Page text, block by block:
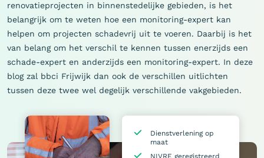
renovatieprojecten in binnenstedelijke gebieden, is het
belangrijk om te weten hoe een monitoring-expert kan
helpen om projecten schadevrij uit te voeren. Daarbij is het
van belang om het verschil te kennen tussen enerzijds een
schade-expert en anderzijds een monitoring-expert. In deze
blog zal bbci Frijwijk dan ook de verschillen uitlichten
tussen deze twee wel degelijk verschillende vakgebieden.
Dienstverlening op
maat
NIVRE geregistreerd